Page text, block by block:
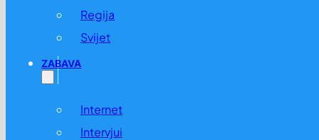
Regija
Svijet
ZABAVA
Internet
Intervjui